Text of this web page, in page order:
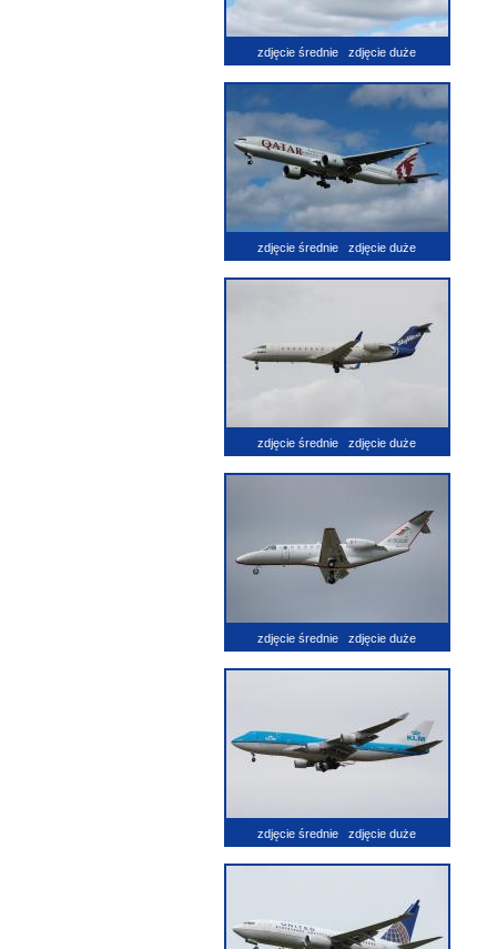
zdjęcie średnie zdjęcie duże
zdjęcie średnie zdjęcie duże
zdjęcie średnie zdjęcie duże
zdjęcie średnie zdjęcie duże
zdjęcie średnie zdjęcie duże